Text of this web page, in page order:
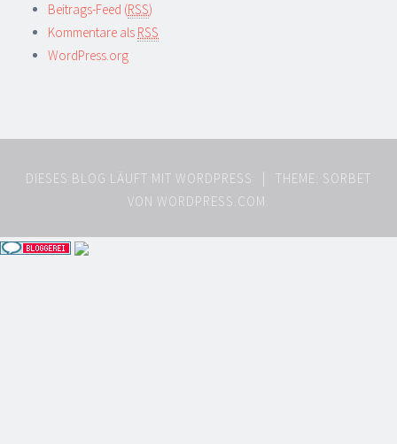
Beitrags-Feed (RSS)
Kommentare als RSS
WordPress.org
DIESES BLOG LÄUFT MIT WORDPRESS
THEME: SORBET
VON WORDPRESS.COM.